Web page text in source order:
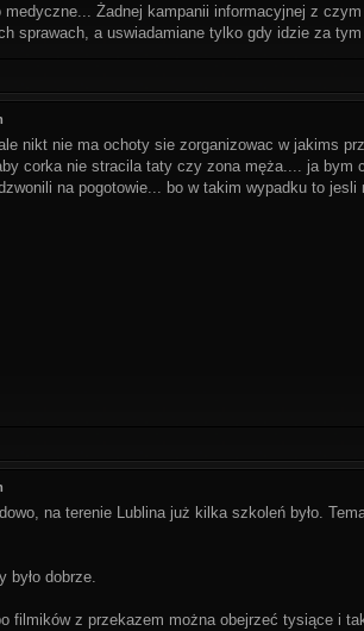
medyczne... Żadnej kampanii informacyjnej z
sprawach, a uswiadamiane tylko gdy idzie za
nikt nie ma ochoty sie zorganizowac w jakims
corka nie stracila taty czy zona męża.... ja
na pogotowie... bo w takim wypadku to
na terenie Lublina już kilka szkoleń było.
było dobrze.
filmików z przekazem można obejrzeć tysiące i